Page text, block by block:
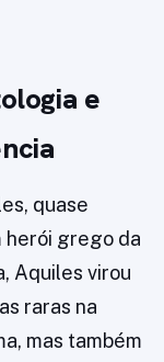
e
quase
herói grego da
Aquiles virou
raras na
mas também